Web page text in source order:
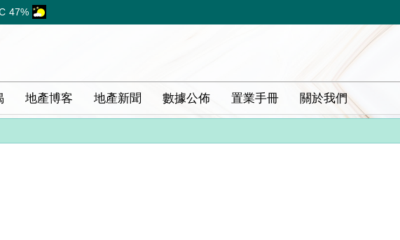
47%
地產博客 地產新聞 數據公佈 置業手冊 關於我們